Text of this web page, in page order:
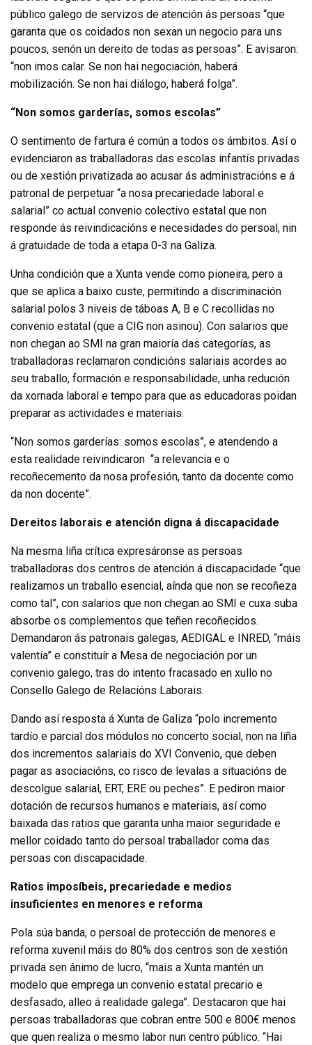
público galego de servizos de atención ás persoas “que
garanta que os coidados non sexan un negocio para uns
poucos, senón un dereito de todas as persoas”. E avisaron:
“non imos calar. Se non hai negociación, haberá
mobilización. Se non hai diálogo, haberá folga”.
“Non somos garderías, somos escolas”
O sentimento de fartura é común a todos os ámbitos. Así o
evidenciaron as traballadoras das escolas infantís privadas
ou de xestión privatizada ao acusar ás administracións e á
patronal de perpetuar “a nosa precariedade laboral e
salarial” co actual convenio colectivo estatal que non
responde ás reivindicacións e necesidades do persoal, nin
á gratuidade de toda a etapa 0-3 na Galiza.
Unha condición que a Xunta vende como pioneira, pero a
que se aplica a baixo custe, permitindo a discriminación
salarial polos 3 niveis de táboas A, B e C recollidas no
convenio estatal (que a CIG non asinou). Con salarios que
non chegan ao SMI na gran maioría das categorías, as
traballadoras reclamaron condicións salariais acordes ao
seu traballo, formación e responsabilidade, unha redución
da xornada laboral e tempo para que as educadoras poidan
preparar as actividades e materiais.
“Non somos garderías: somos escolas”, e atendendo a
esta realidade reivindicaron “a relevancia e o
recoñecemento da nosa profesión, tanto da docente como
da non docente”.
Dereitos laborais e atención digna á discapacidade
Na mesma liña crítica expresáronse as persoas
traballadoras dos centros de atención á discapacidade “que
realizamos un traballo esencial, aínda que non se recoñeza
como tal”, con salarios que non chegan ao SMI e cuxa suba
absorbe os complementos que teñen recoñecidos.
Demandaron ás patronais galegas, AEDIGAL e INRED, “máis
valentía” e constituír a Mesa de negociación por un
convenio galego, tras do intento fracasado en xullo no
Consello Galego de Relacións Laborais.
Dando así resposta á Xunta de Galiza “polo incremento
tardío e parcial dos módulos no concerto social, non na liña
dos incrementos salariais do XVI Convenio, que deben
pagar as asociacións, co risco de levalas a situacións de
descolgue salarial, ERT, ERE ou peches”. E pediron maior
dotación de recursos humanos e materiais, así como
baixada das ratios que garanta unha maior seguridade e
mellor coidado tanto do persoal traballador coma das
persoas con discapacidade.
Ratios imposíbeis, precariedade e medios
insuficientes en menores e reforma
Pola súa banda, o persoal de protección de menores e
reforma xuvenil máis do 80% dos centros son de xestión
privada sen ánimo de lucro, “mais a Xunta mantén un
modelo que emprega un convenio estatal precario e
desfasado, alleo á realidade galega”. Destacaron que hai
persoas traballadoras que cobran entre 500 e 800€ menos
que quen realiza o mesmo labor nun centro público. “Hai